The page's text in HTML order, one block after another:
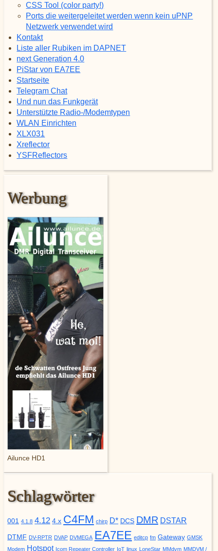
CSS Tool (color party!)
Ports die weitergeleitet werden wenn kein uPNP
Netzwerk verwendet wird
Kontakt
Liste aller Rubiken im DAPNET
next Generation 4.0
PiStar von EA7EE
Startseite
Telegram Chat
Und nun das Funkgerät
Unterstützte Radio-/Modemtypen
WLAN Einrichten
XLX031
Xreflector
YSFReflectors
Werbung
Ailunce HD1
Schlagwörter
001 4.1.8 4.12 4.x C4FM chirp D* DCS DMR DSTAR
DTMF DV-RPTR DVAP DVMEGA EA7EE editcp fm Gateway GMSK
Modem Hotspot Icom Repeater Controller IoT linux LoneStar MMdvm MMDVM /